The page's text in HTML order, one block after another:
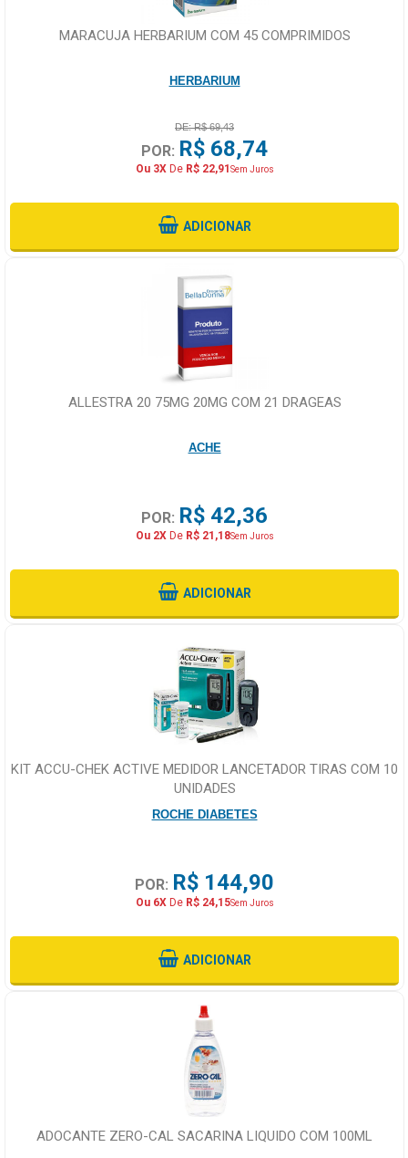
MARACUJA HERBARIUM COM 45 COMPRIMIDOS
HERBARIUM
DE: R$ 69,43
POR: R$ 68,74
Ou 3XDe R$ 22,91Sem Juros
ADICIONAR
ALLESTRA 20 75MG 20MG COM 21 DRAGEAS
ACHE
POR: R$ 42,36
Ou 2XDe R$ 21,18Sem Juros
ADICIONAR
KIT ACCU-CHEK ACTIVE MEDIDOR LANCETADOR TIRAS COM 10
UNIDADES
ROCHE DIABETES
POR: R$ 144,90
Ou 6XDe R$ 24,15Sem Juros
ADICIONAR
ADOCANTE ZERO-CAL SACARINA LIQUIDO COM 100ML